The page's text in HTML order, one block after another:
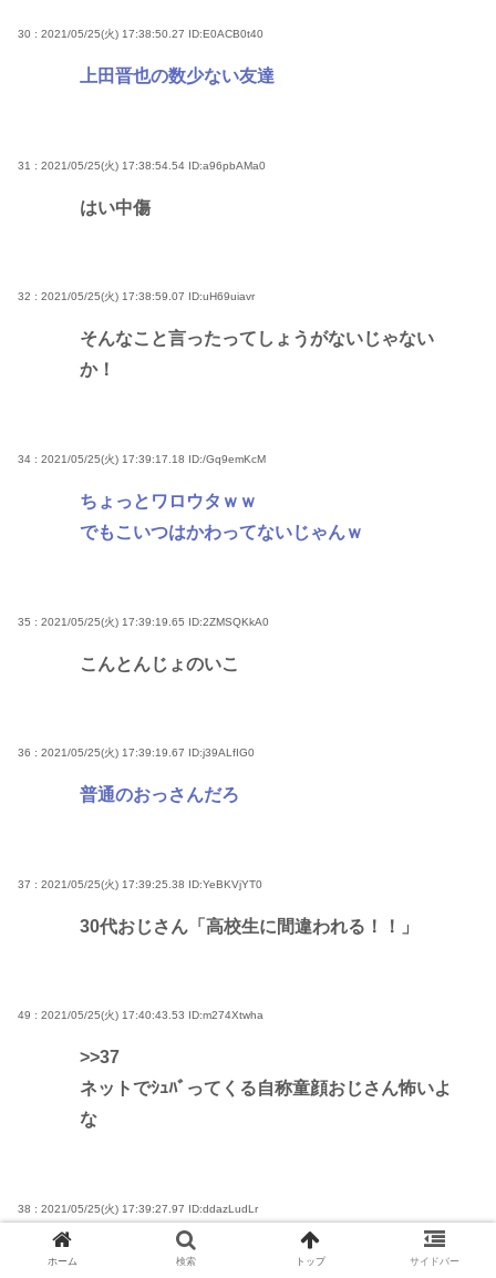
30 : 2021/05/25(火) 17:38:50.27 ID:E0ACB0t40
上田晋也の数少ない友達
31 : 2021/05/25(火) 17:38:54.54 ID:a96pbAMa0
はい中傷
32 : 2021/05/25(火) 17:38:59.07 ID:uH69uiavr
そんなこと言ったってしょうがないじゃない
か！
34 : 2021/05/25(火) 17:39:17.18 ID:/Gq9emKcM
ちょっとワロウタｗｗ
でもこいつはかわってないじゃんｗ
35 : 2021/05/25(火) 17:39:19.65 ID:2ZMSQKkA0
こんとんじょのいこ
36 : 2021/05/25(火) 17:39:19.67 ID:j39ALfIG0
普通のおっさんだろ
37 : 2021/05/25(火) 17:39:25.38 ID:YeBKVjYT0
30代おじさん「高校生に間違われる！！」
49 : 2021/05/25(火) 17:40:43.53 ID:m274Xtwha
>>37
ネットでｼｭﾊﾞってくる自称童顔おじさん怖いよ
な
38 : 2021/05/25(火) 17:39:27.97 ID:ddazLudLr
かにかま先生…
ホーム 検索 トップ サイドバー